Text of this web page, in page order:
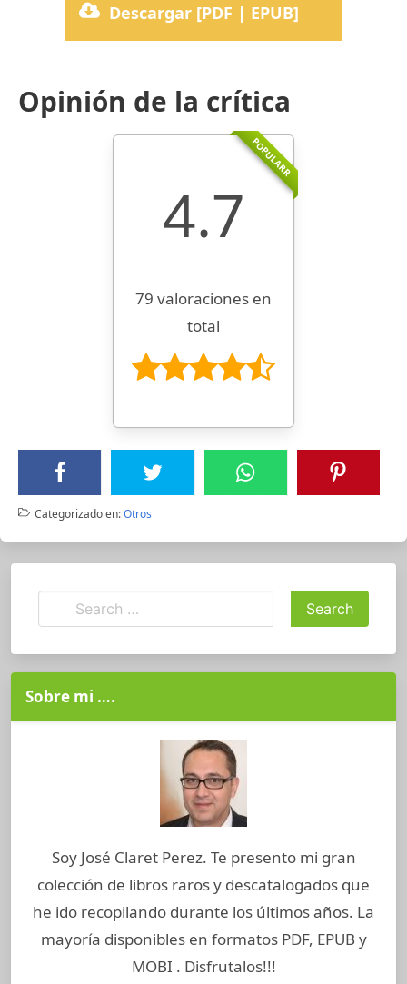
Descargar [PDF | EPUB]
Opinión de la crítica
POPULARR
4.7
79 valoraciones en
total
Categorizado en:Otros
Sobre mi ….
Soy José Claret Perez. Te presento mi gran
colección de libros raros y descatalogados que
he ido recopilando durante los últimos años. La
mayoría disponibles en formatos PDF, EPUB y
MOBI . Disfrutalos!!!